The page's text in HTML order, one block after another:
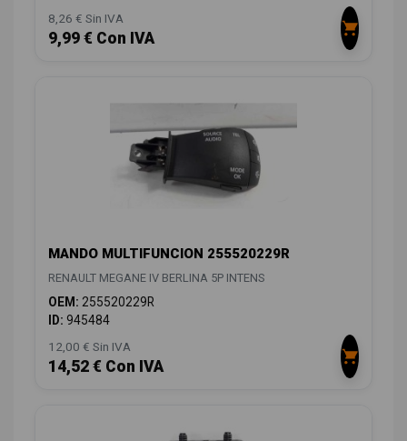
8,26 € Sin IVA
9,99 € Con IVA
MANDO MULTIFUNCION 255520229R
RENAULT MEGANE IV BERLINA 5P INTENS
OEM: 255520229R
ID: 945484
12,00 € Sin IVA
14,52 € Con IVA